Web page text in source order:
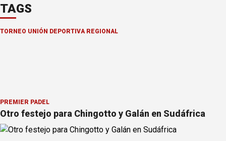
TAGS
TORNEO UNIÓN DEPORTIVA REGIONAL
PREMIER PÁDEL
Otro festejo para Chingotto y Galán en Sudáfrica